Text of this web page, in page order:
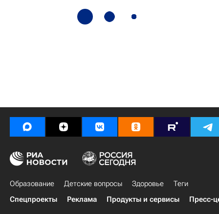
Образование Детские вопросы Здоровье
Теги
Спецпроекты
Реклама Продукты и сервисы Пресс-